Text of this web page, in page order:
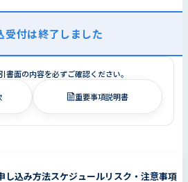
受付は終了しました
書面の内容を必ずご確認ください。
重要事項説明書
し込み方法スケジュールリスク・注意事項